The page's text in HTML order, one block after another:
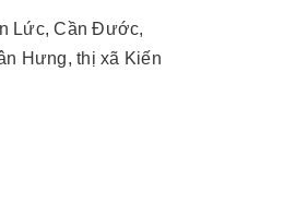
Lức, Cần Đước,
Hưng, thị xã Kiến